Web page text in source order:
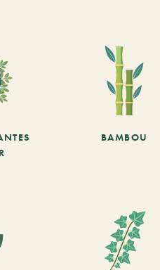
BAMBOU